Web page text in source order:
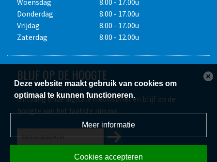
Woensdag
Donderdag
Vrijdag
Zaterdag
8.00 - 17.00u
8.00 - 17.00u
8.00 - 17.00u
8.00 - 12.00u
BLIJF OP DE HOOGTE
Ontvang onze digitale nieuwsbrief en blijf op de
hoogte van het laatste nieuws.
Deze website maakt gebruik van cookies om
optimaal te kunnen functioneren.
Meer informatie
Cookies accepteren